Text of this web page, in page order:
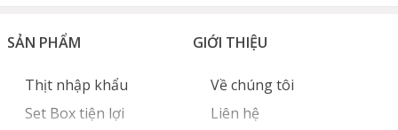
SẢN PHẨM
Thịt nhập khẩu
Set Box tiện lợi
GIỚI THIỆU
Về chúng tôi
Liên hệ